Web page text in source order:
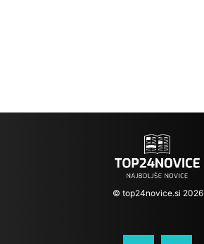
© top24novice.si 2026